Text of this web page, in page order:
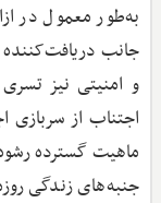
به‌طور معمول در
جانب دریافت‌کننده
و امنیتی نیز
اجتناب از سربازی
ماهیت گسترده
جنبه‌های زندگی